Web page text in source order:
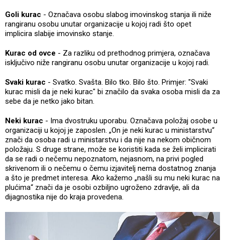
Goli kurac - Označava osobu slabog imovinskog stanja ili niže
rangiranu osobu unutar organizacije u kojoj radi što opet
implicira slabije imovinsko stanje.
Kurac od ovce - Za razliku od prethodnog primjera, označava
isključivo niže rangiranu osobu unutar organizacije u kojoj radi.
Svaki kurac - Svatko. Svašta. Bilo tko. Bilo što. Primjer: "Svaki
kurac misli da je neki kurac" bi značilo da svaka osoba misli da za
sebe da je netko jako bitan.
Neki kurac - Ima dvostruku uporabu. Označava položaj osobe u
organizaciji u kojoj je zaposlen. „On je neki kurac u ministarstvu“
znači da osoba radi u ministarstvu i da nije na nekom običnom
položaju. S druge strane, može se koristiti kada se želi implicirati
da se radi o nečemu nepoznatom, nejasnom, na privi pogled
skrivenom ili o nečemu o čemu izjavitelj nema dostatnog znanja
a što je predmet interesa. Ako kažemo „našli su mu neki kurac na
plućima“ znači da je osobi ozbiljno ugroženo zdravlje, ali da
dijagnostika nije do kraja provedena.